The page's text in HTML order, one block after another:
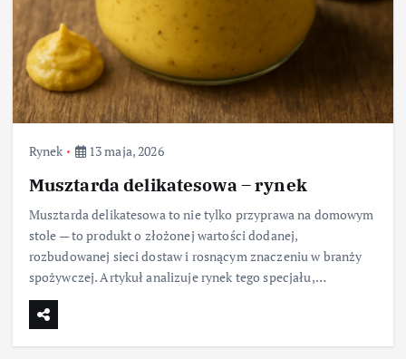
Rynek 13 maja, 2026
Musztarda delikatesowa – rynek
Musztarda delikatesowa to nie tylko przyprawa na domowym
stole — to produkt o złożonej wartości dodanej,
rozbudowanej sieci dostaw i rosnącym znaczeniu w branży
spożywczej. Artykuł analizuje rynek tego specjału,…